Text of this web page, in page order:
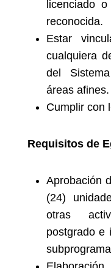
licenciado
reconocida.
Estar
cualquiera
del
áreas afines.
Cumplir con
Requisitos de
Aprobación
(24)
otras
postgrado e